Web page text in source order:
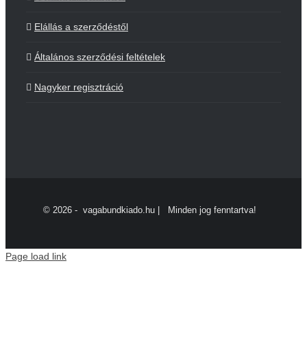
Elállás a szerződéstől
Általános szerződési feltételek
Nagyker regisztráció
© 2026 - vagabundkiado.hu | Minden jog fenntartva!
Page load link